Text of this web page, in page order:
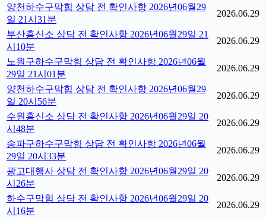
양천하수구막힘 상담 전 확인사항 2026년06월29
일 21시31분
2026.06.29
부산흥신소 상담 전 확인사항 2026년06월29일 21
시10분
2026.06.29
노원구하수구막힘 상담 전 확인사항 2026년06월
29일 21시01분
2026.06.29
양천하수구막힘 상담 전 확인사항 2026년06월29
일 20시56분
2026.06.29
수원흥신소 상담 전 확인사항 2026년06월29일 20
시48분
2026.06.29
송파구하수구막힘 상담 전 확인사항 2026년06월
29일 20시33분
2026.06.29
광고대행사 상담 전 확인사항 2026년06월29일 20
시26분
2026.06.29
하수구막힘 상담 전 확인사항 2026년06월29일 20
시16분
2026.06.29